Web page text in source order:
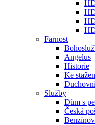
Farnost
Angelus
Historie
Ke
Služby
Dům s
Česká